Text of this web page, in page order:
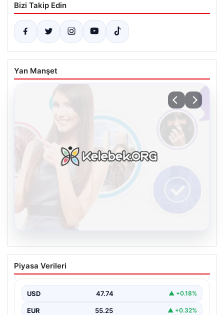
Bizi Takip Edin
Yan Manşet
Kelebek sohbet platformu İle Dijital
İletişimin Sertifikalı Adresi Ve
Dijital ortamında insanların kaliteli bir tarzda iletişim
Piyasa Verileri
USD 47.74 ▲ +0.18%
EUR 55.25 ▲ +0.32%